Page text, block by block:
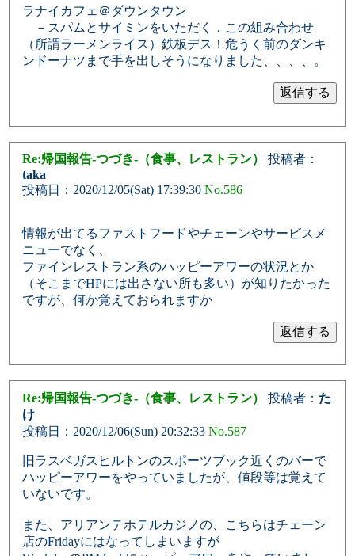
ラナイカフェ＠ダウンタウン
－スパムとサイミンをいただく．この組み合わせ
（所謂ラーメンライス）鉄板デス！危うく前のダンキ
ンドーナツまで手を出しそうになりました、、、、。
Re:帰国報告-つづき-（食事、レストラン）
投稿者：
taka
投稿日：2020/12/05(Sat) 17:39:30 No.586
情報が出てるファストフードやチェーンやサービスメ
ニューでなく、
ファインレストラン系のハッピーアワーの状況とか
（そこまでHPには出さない所も多い）が知りたかった
ですが、何か覚えておられますか
Re:帰国報告-つづき-（食事、レストラン） 投稿者： た
け
投稿日：2020/12/06(Sun) 20:32:33 No.587
旧ラスベガスヒルトンのスポーツブック近くのバーで
ハッピーアワーをやっていましたが、値段等は覚えて
いないです。
また、アリアンテホテルカジノの、こちらはチェーン
店のFridayにはなってしまいますが